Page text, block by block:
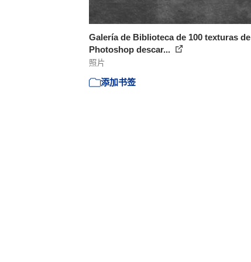
Galería de Biblioteca de 100 texturas de
Photoshop descar...
照片
添加书签